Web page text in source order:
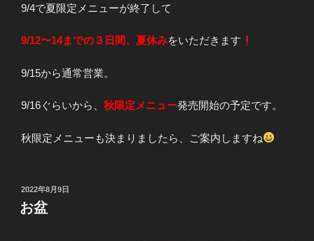
9/4で夏限定メニューが終了して
9/12〜14までの３日間、夏休みをいただきます
9/15から通常営業。
9/16ぐらいから、 秋限定メニュー発売開始の予定です。
秋限定メニューも決まりましたら、ご案内しますね
投
稿
日:
2022年8月9日
お盆